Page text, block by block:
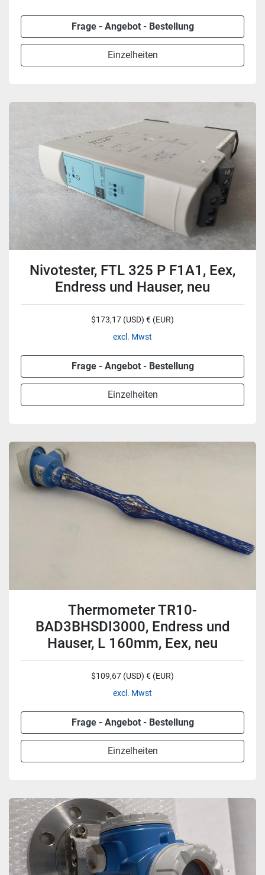
Frage - Angebot - Bestellung
Einzelheiten
Nivotester, FTL 325 P F1A1, Eex,
Endress und Hauser, neu
$173,17 (USD) € (EUR)
excl. Mwst
Frage - Angebot - Bestellung
Einzelheiten
Thermometer TR10-
BAD3BHSDI3000, Endress und
Hauser, L 160mm, Eex, neu
$109,67 (USD) € (EUR)
excl. Mwst
Frage - Angebot - Bestellung
Einzelheiten